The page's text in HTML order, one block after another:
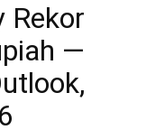
Rekor
—